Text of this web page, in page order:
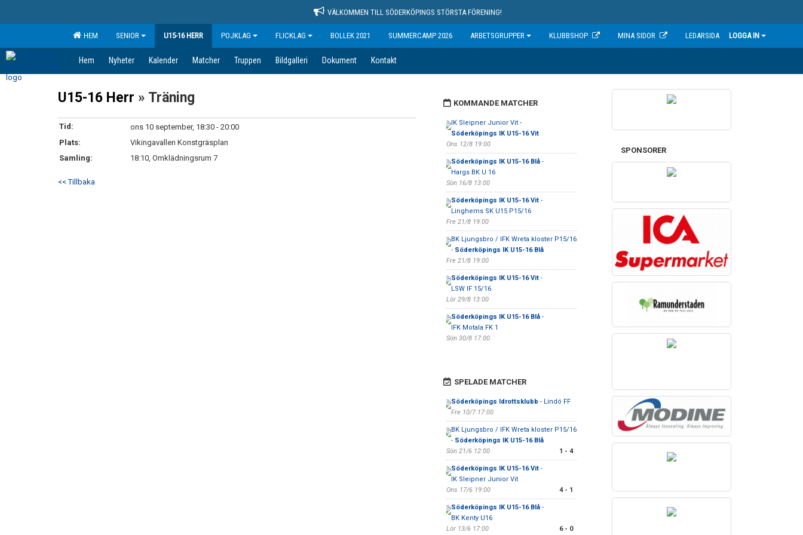
VÄLKOMMEN TILL SÖDERKÖPINGS STÖRSTA FÖRENING!
HEM SENIOR U15-16 HERR POJKLAG FLICKLAG BOLLEK 2021 SUMMERCAMP 2026 ARBETSGRUPPER KLUBBSHOP MINA SIDOR LEDARSIDA LOGGA IN
Hem Nyheter Kalender Matcher Truppen Bildgalleri Dokument Kontakt
U15-16 Herr » Träning
Tid:
ons 10 september, 18:30 - 20:00
Plats:
Vikingavallen Konstgräsplan
Samling:
18:10, Omklädningsrum 7
<< Tillbaka
KOMMANDE MATCHER
IK Sleipner Junior Vit -
Söderköpings IK U15-16 Vit
Ons 12/8 19:00
Söderköpings IK U15-16 Blå-
Hargs BK U 16
Sön 16/8 13:00
Söderköpings IK U15-16 Vit-
Linghems SK U15 P15/16
Fre 21/8 19:00
BK Ljungsbro / IFK Wreta kloster P15/16
- Söderköpings IK U15-16 Blå
Fre 21/8 19:00
Söderköpings IK U15-16 Vit-
LSW IF 15/16
Lör 29/8 13:00
Söderköpings IK U15-16 Blå-
IFK Motala FK 1
Sön 30/8 17:00
SPELADE MATCHER
Söderköpings Idrottsklubb - Lindö FF
Fre 10/7 17:00
BK Ljungsbro / IFK Wreta kloster P15/16
- Söderköpings IK U15-16 Blå
Sön 21/6 12:00
1 - 4
Söderköpings IK U15-16 Vit-
IK Sleipner Junior Vit
Ons 17/6 19:00
4 - 1
Söderköpings IK U15-16 Blå-
BK Kenty U16
Lör 13/6 17:00
6 - 0
SPONSORER